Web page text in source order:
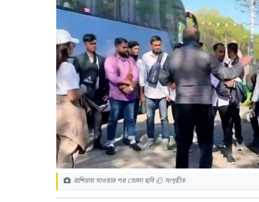
রাশিয়ায় যাওয়ার পর তোলা ছবি © সংগৃহীত